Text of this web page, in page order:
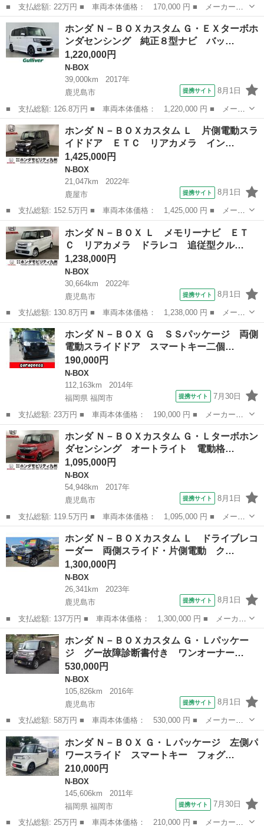
■ 支払総額: 22万円 ■ 車両本体価格： 170,000 円 ■ メーカー
名： ホンダ ■ 車種名： Ｎ－ＢＯＸ ■ グレード名： Ｇ・Ｌパ
ッケージ ナビ ＴＶ 左側電動スライドドア 禁煙車 ■ 排気
量： 660cc ...
福岡 筑紫郡 N-BOX
ホンダ Ｎ－ＢＯＸカスタム Ｇ・ＥＸターボホ
ンダセンシング 純正８型ナビ バッ…
1,220,000円
N-BOX
39,000km
2017年
鹿児島市
提携サイト 8月1日
■ 支払総額: 126.8万円 ■ 車両本体価格： 1,220,000 円 ■ メーカ
ー名： ホンダ ■ 車種名： Ｎ－ＢＯＸカスタム ■ グレード
名： Ｇ・ＥＸターボホンダセンシング 純正８型ナビ バックカメ
ラ Ａｐｐｌ...
鹿児島 鹿児島市 N-BOX
ホンダ Ｎ－ＢＯＸカスタム Ｌ 片側電動スラ
イドドア ＥＴＣ リアカメラ イン…
1,425,000円
N-BOX
21,047km
2022年
鹿屋市
提携サイト 8月1日
■ 支払総額: 152.5万円 ■ 車両本体価格： 1,425,000 円 ■ メーカ
ー名： ホンダ ■ 車種名： Ｎ－ＢＯＸカスタム ■ グレード
名： Ｌ 片側電動スライドドア ＥＴＣ リアカメラ インテリキ
ー 地デジフ...
鹿児島 鹿屋市 N-BOX
ホンダ Ｎ－ＢＯＸ Ｌ メモリーナビ ＥＴ
Ｃ リアカメラ ドラレコ 追従型クル…
1,238,000円
N-BOX
30,664km
2022年
鹿児島市
提携サイト 8月1日
■ 支払総額: 130.8万円 ■ 車両本体価格： 1,238,000 円 ■ メーカ
ー名： ホンダ ■ 車種名： Ｎ－ＢＯＸ ■ グレード名： Ｌ メ
モリーナビ ＥＴＣ リアカメラ ドラレコ 追従型クルコン Ａス
トップ ...
鹿児島 鹿児島市 N-BOX
ホンダ Ｎ－ＢＯＸ Ｇ ＳＳパッケージ 両側
電動スライドドア スマートキー二個…
190,000円
N-BOX
112,163km
2014年
福岡県 福岡市
提携サイト 7月30日
■ 支払総額: 23万円 ■ 車両本体価格： 190,000 円 ■ メーカー
名： ホンダ ■ 車種名： Ｎ－ＢＯＸ ■ グレード名： Ｇ ＳＳ
パッケージ 両側電動スライドドア スマートキー二個 フルセグテ
レビナビ ＥＴＣ...
福岡 福岡市 N-BOX
ホンダ Ｎ－ＢＯＸカスタム Ｇ・Ｌターボホン
ダセンシング オートライト 電動格…
1,095,000円
N-BOX
54,948km
2017年
鹿児島市
提携サイト 8月1日
■ 支払総額: 119.5万円 ■ 車両本体価格： 1,095,000 円 ■ メーカ
ー名： ホンダ ■ 車種名： Ｎ－ＢＯＸカスタム ■ グレード
名： Ｇ・Ｌターボホンダセンシング オートライト 電動格納ミラ
ー ＥＴＣ ...
N-BOX
ホンダ Ｎ－ＢＯＸカスタム Ｌ ドライブレコ
ーダー 両側スライド・片側電動 ク…
1,300,000円
N-BOX
26,341km
2023年
鹿児島市
提携サイト 8月1日
■ 支払総額: 137万円 ■ 車両本体価格： 1,300,000 円 ■ メーカー
名： ホンダ ■ 車種名： Ｎ－ＢＯＸカスタム ■ グレード名：
Ｌ ドライブレコーダー 両側スライド・片側電動 クリアランスソ
ナー オー...
鹿児島 鹿児島市 N-BOX
ホンダ Ｎ－ＢＯＸカスタム Ｇ・Ｌパッケー
ジ グー故障診断書付き ワンオーナー…
530,000円
N-BOX
105,826km
2016年
鹿児島市
提携サイト 8月1日
■ 支払総額: 58万円 ■ 車両本体価格： 530,000 円 ■ メーカー
名： ホンダ ■ 車種名： Ｎ－ＢＯＸカスタム ■ グレード名：
Ｇ・Ｌパッケージ グー故障診断書付き ワンオーナー 後期 パワ
スラ 地デジナビ...
鹿児島 鹿児島市 N-BOX
ホンダ Ｎ－ＢＯＸ Ｇ・Ｌパッケージ 左側パ
ワースライド スマートキー フォグ…
210,000円
N-BOX
145,606km
2011年
福岡県 福岡市
提携サイト 7月30日
■ 支払総額: 25万円 ■ 車両本体価格： 210,000 円 ■ メーカー